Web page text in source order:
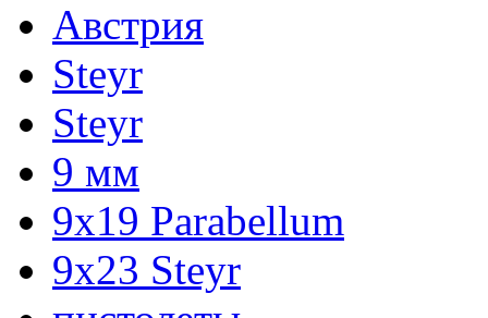
Австрия
Steyr
Steyr
9 мм
9x19 Parabellum
9x23 Steyr